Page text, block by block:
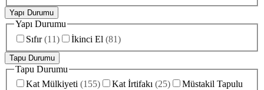
Yapı Durumu
Yapı Durumu
Sıfır (11) İkinci El (81)
Tapu Durumu
Tapu Durumu
Kat Mülkiyeti (155) Kat İrtifakı (25)
Müstakil Tapulu